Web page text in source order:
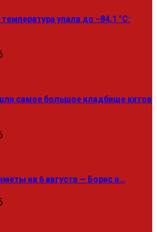
упала до −84,1 °C:
самое большое кладбище китов
на 6 августа — Борис и…